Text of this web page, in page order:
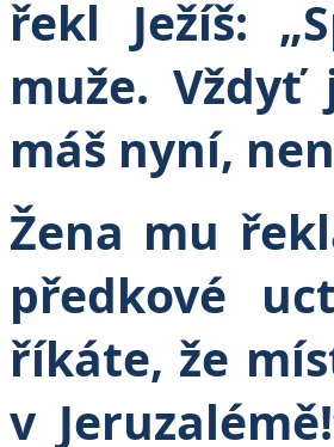
řekl Ježíš:
muže.
máš nyní,
Žena mu
předkové
říkáte, že
v